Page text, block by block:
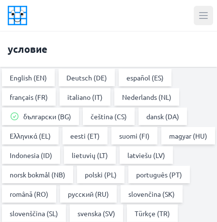
условие
English (EN) Deutsch (DE) español (ES)
français (FR) italiano (IT) Nederlands (NL)
български (BG) čeština (CS) dansk (DA)
Ελληνικά (EL) eesti (ET) suomi (FI) magyar (HU)
Indonesia (ID) lietuvių (LT) latviešu (LV)
norsk bokmål (NB) polski (PL) português (PT)
română (RO) русский (RU) slovenčina (SK)
slovenščina (SL) svenska (SV) Türkçe (TR)